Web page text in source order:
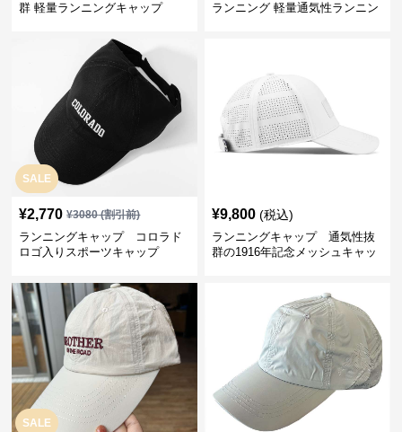
群 軽量ランニングキャップ
ランニング 軽量通気性ランニン
SALE
¥2,770 ¥3080(割引前)
ランニングキャップ コロラド
ロゴ入りスポーツキャップ
¥9,800 (税込)
ランニングキャップ 通気性抜
群の1916年記念メッシュキャッ
SALE